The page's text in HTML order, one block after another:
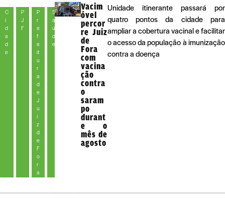
C
i
d
a
d
e
P
J
F
P
r
e
f
e
it
u
r
a
d
e
J
u
i
z
d
e
F
o
r
a
S
a
ú
d
e
Vacim
óvel
percor
re Juiz
de
Fora
com
vacina
ção
contra
o
saram
po
durant
e o
mês de
agosto
Unidade itinerante passará por
quatro pontos da cidade para
ampliar a cobertura vacinal e facilitar
o acesso da população à imunização
contra a doença